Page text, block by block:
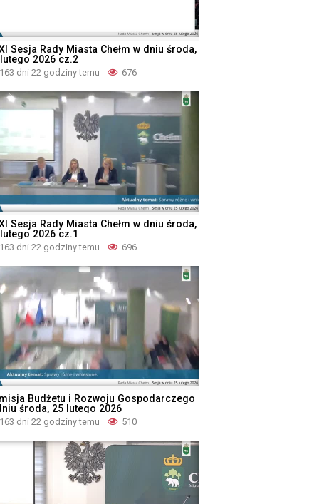
Sesja Rady Miasta Chełm w dniu środa,
2026 cz.2
163 dni 22 godziny temu 676
Sesja Rady Miasta Chełm w dniu środa,
2026 cz.1
163 dni 22 godziny temu 696
Budżetu i Rozwoju Gospodarczego
środa, 25 lutego 2026
163 dni 22 godziny temu 510